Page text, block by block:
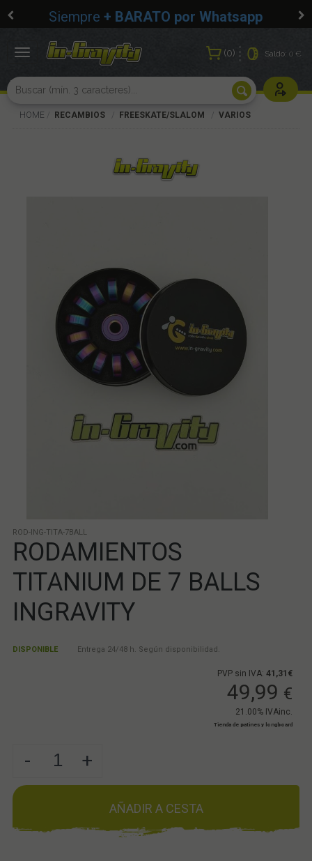
Siempre + BARATO por Whatsapp
0 Saldo:0 €
Usuarios
Toggle
HOME RECAMBIOS FREESKATE/SLALOM VARIOS
ROD-ING-TITA-7BALL
RODAMIENTOS
TITANIUM DE 7 BALLS
INGRAVITY
DISPONIBLE Entrega 24/48 h. Según disponibilidad.
PVP sin IVA:41,31€
49,99 €
21.00% IVAinc.
Tienda de patines y longboard
- +
AÑADIR A CESTA